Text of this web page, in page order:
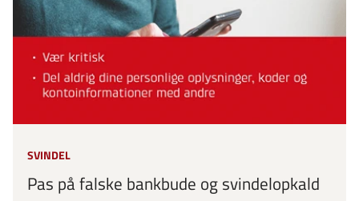
SVINDEL
Pas på falske bankbude og svindelopkald